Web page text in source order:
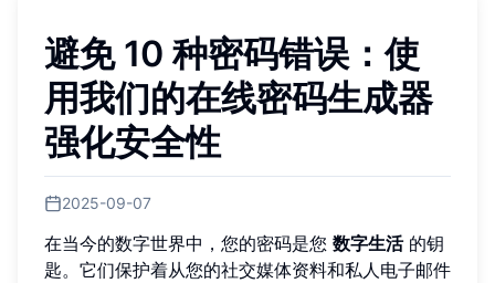
避免 10 种密码错误：使
用我们的在线密码生成器
强化安全性
2025-09-07
在当今的数字世界中，您的密码是您 数字生活的钥
匙。它们保护着从您的社交媒体资料和私人电子邮件